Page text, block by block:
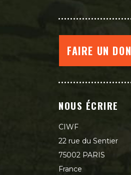
FAIRE UN DON
NOUS ÉCRIRE
CIWF
22 rue du Sentier
75002 PARIS
France